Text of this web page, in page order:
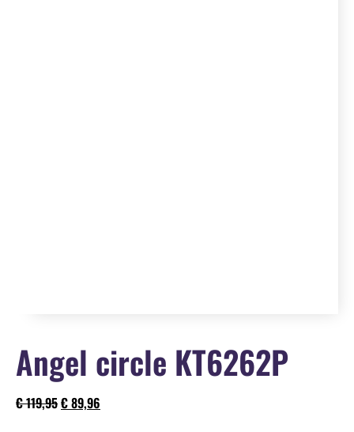
Angel circle KT6262P
€119,95€89,96